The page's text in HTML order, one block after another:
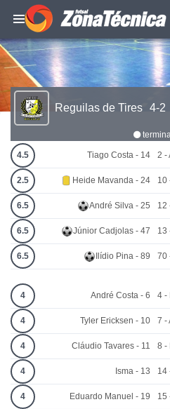
Reguilas de Tires 4-2
4.5 Tiago Costa - 14
2.5 Heide Mavanda - 24
6.5 André Silva - 25
6.5 Júnior Cadjolas - 47
6.5 Ilídio Pina - 89
2 -
10
12
13
70
4 André Costa - 6
4 Tyler Ericksen - 10
4 Cláudio Tavares - 11
4 Isma - 13
4 Eduardo Manuel - 19
4 -
7 -
8 -
14
15